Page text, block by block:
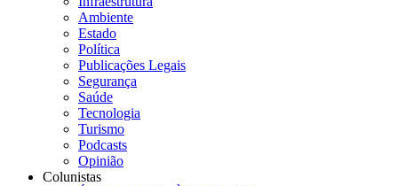
Ambiente
Estado
Política
Publicações Legais
Segurança
Saúde
Tecnologia
Turismo
Podcasts
Opinião
Colunistas